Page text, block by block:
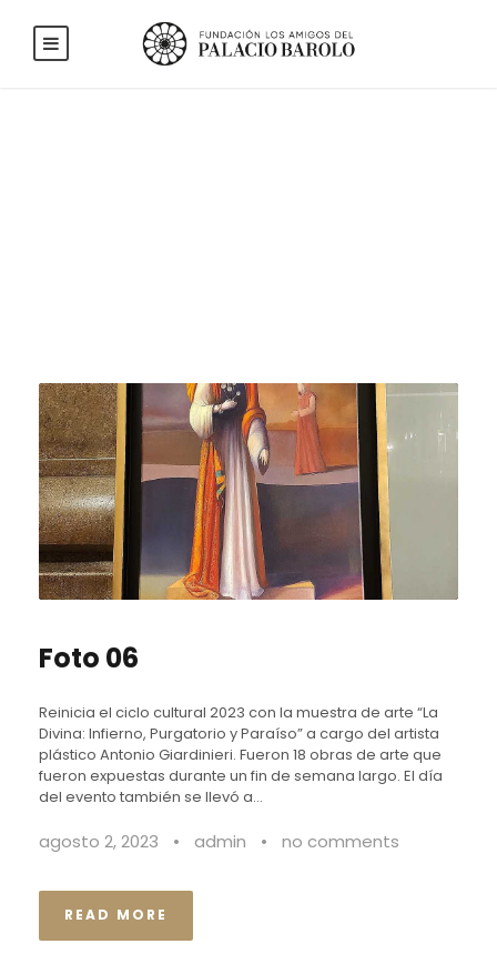
Foto 06
Reinicia el ciclo cultural 2023 con la muestra de arte “La
Divina: Infierno, Purgatorio y Paraíso” a cargo del artista
plástico Antonio Giardinieri. Fueron 18 obras de arte que
fueron expuestas durante un fin de semana largo. El día
del evento también se llevó a...
agosto 2, 2023 • admin • no comments
READ MORE